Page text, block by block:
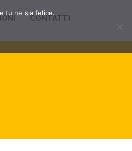
CONTATTI
tu ne sia felice.